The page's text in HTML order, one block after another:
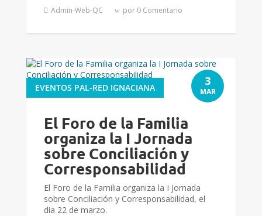
Admin-Web-QC por 0 Comentario
El Foro de la Familia
organiza la I Jornada
sobre Conciliación y
Corresponsabilidad
EVENTOS PAL-RED IGNACIANA
El Foro de la Familia organiza la I Jornada
sobre Conciliación y Corresponsabilidad, el
dia 22 de marzo.
3
MAR